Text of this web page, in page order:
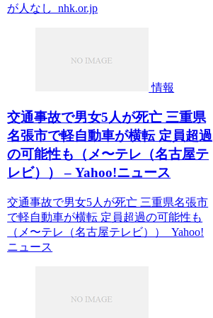
が人なし nhk.or.jp
情報
交通事故で男女5人が死亡 三重県
名張市で軽自動車が横転 定員超過
の可能性も（メ〜テレ（名古屋テ
レビ）） – Yahoo!ニュース
交通事故で男女5人が死亡 三重県名張市
で軽自動車が横転 定員超過の可能性も
（メ〜テレ（名古屋テレビ）） Yahoo!
ニュース